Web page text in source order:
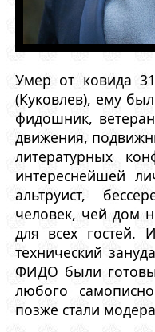
Умер от ковида
(Куковлев), ему
фидошник,
движения,
литературных
интереснейшей
альтруист,
человек, чей дом
для всех гостей.
технический
ФИДО были
любого
позже стали